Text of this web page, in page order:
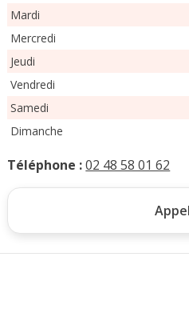
Mardi
Mercredi
Jeudi
Vendredi
Samedi
Dimanche
Téléphone :02 48 58 01 62